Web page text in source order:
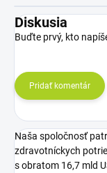
Diskusia
Buďte prvý, kto
Pridať komentár
Naša spoločnosť
zdravotníckych
s obratom 16,7 mld